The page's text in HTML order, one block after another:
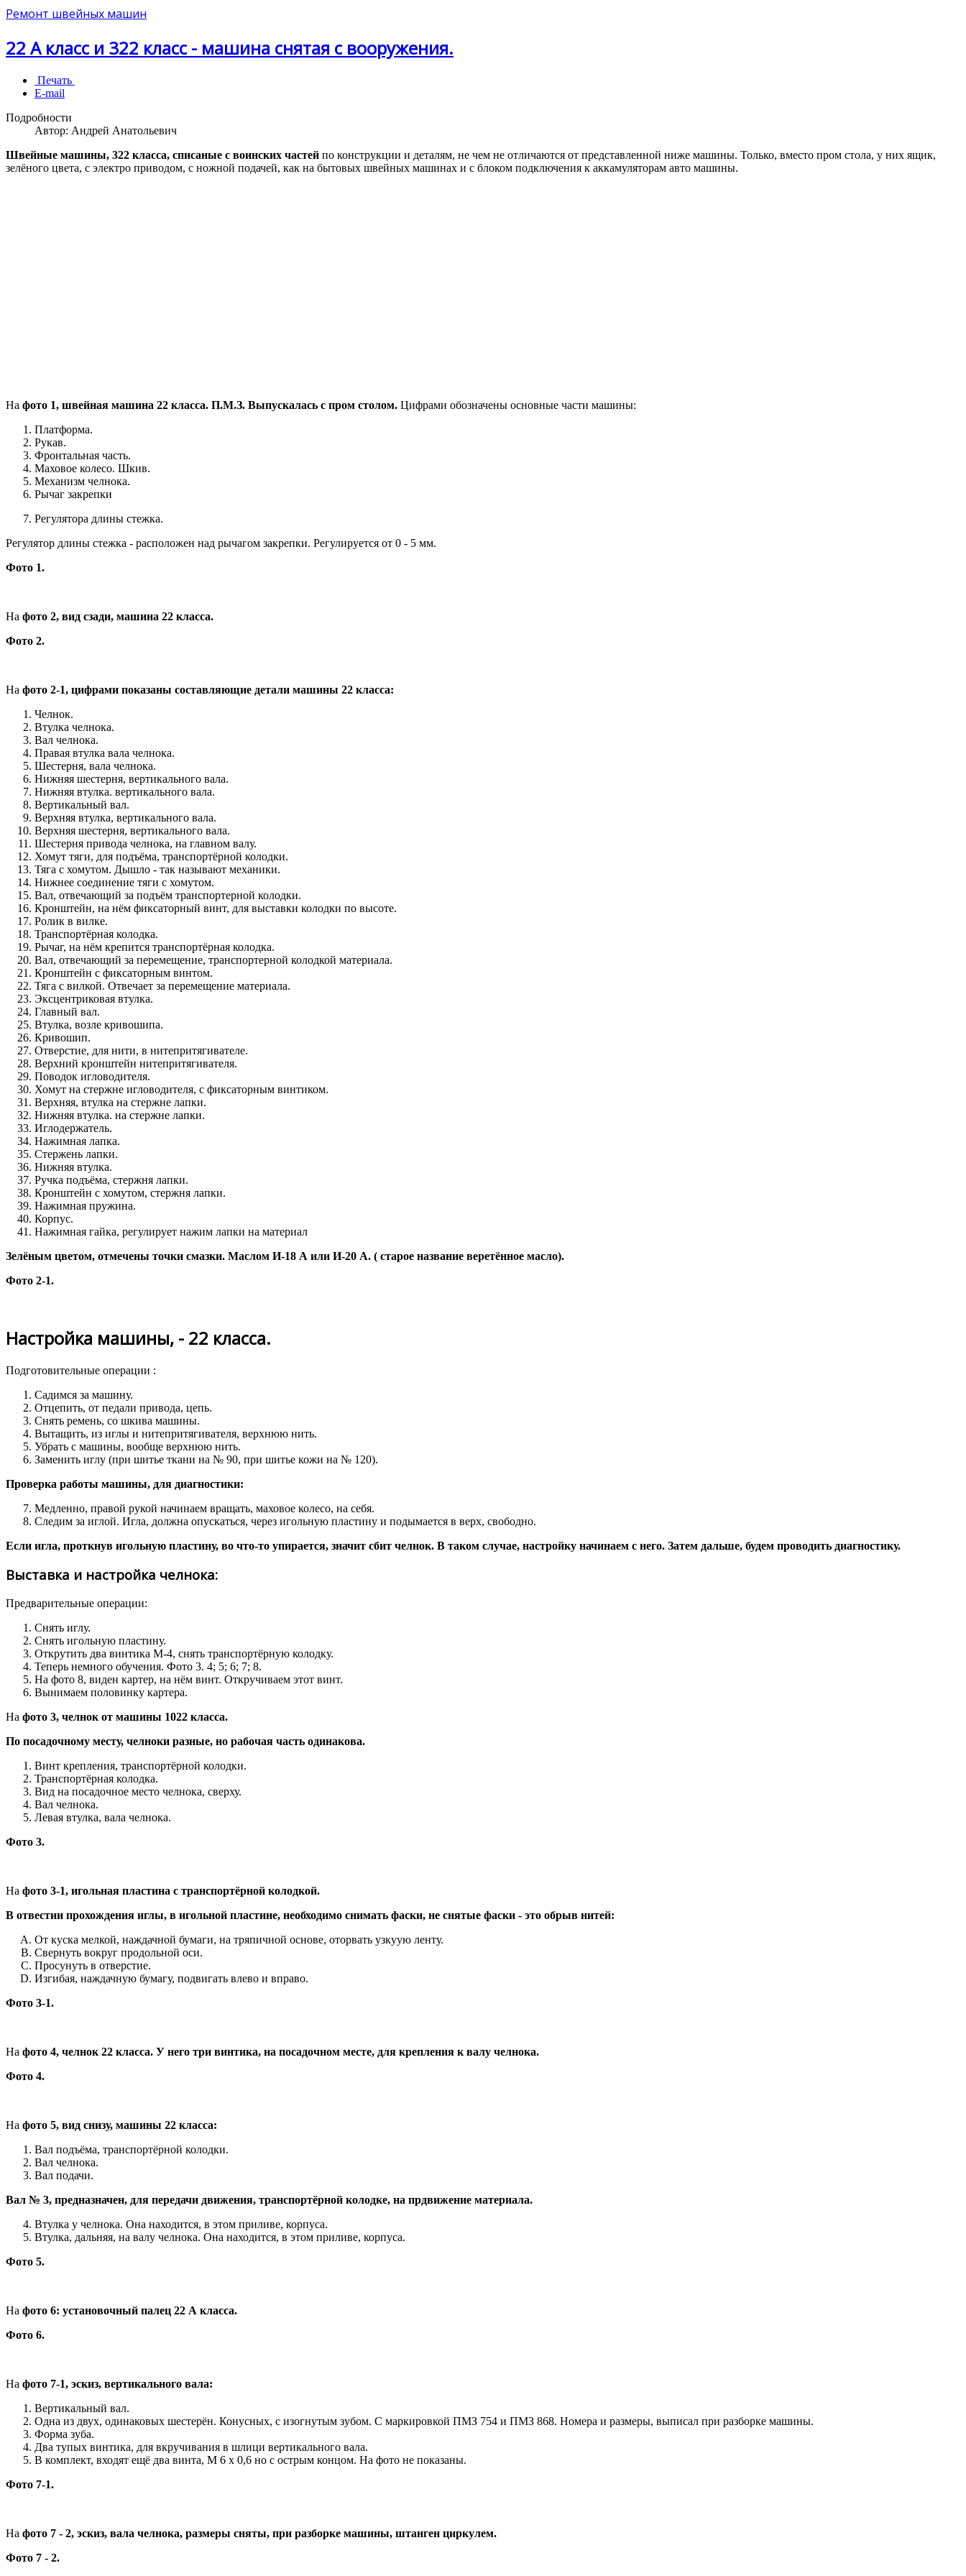
Ремонт швейных машин
22 А класс и 322 класс - машина снятая с вооружения.
Печать
E-mail
Подробности
Автор: Андрей Анатольевич
Швейные машины, 322 класса, списаные с воинских частей по конструкции и деталям, не чем не отличаются от представленной ниже машины. Только, вместо пром стола, у них ящик,
зелёного цвета, с электро приводом, с ножной подачей, как на бытовых швейных машинах и с блоком подключения к аккамуляторам авто машины.
На фото 1, швейная машина 22 класса. П.М.З. Выпускалась с пром столом. Цифрами обозначены основные части машины:
Платформа.
Рукав.
Фронтальная часть.
Маховое колесо. Шкив.
Механизм челнока.
Рычаг закрепки
Регулятора длины стежка.
Регулятор длины стежка - расположен над рычагом закрепки. Регулируется от 0 - 5 мм.
Фото 1.
На фото 2, вид сзади, машина 22 класса.
Фото 2.
На фото 2-1, цифрами показаны составляющие детали машины 22 класса:
Челнок.
Втулка челнока.
Вал челнока.
Правая втулка вала челнока.
Шестерня, вала челнока.
Нижняя шестерня, вертикального вала.
Нижняя втулка. вертикального вала.
Вертикальный вал.
Верхняя втулка, вертикального вала.
Верхняя шестерня, вертикального вала.
Шестерня привода челнока, на главном валу.
Хомут тяги, для подъёма, транспортёрной колодки.
Тяга с хомутом. Дышло - так называют механики.
Нижнее соединение тяги с хомутом.
Вал, отвечающий за подъём транспортерной колодки.
Кронштейн, на нём фиксаторный винт, для выставки колодки по высоте.
Ролик в вилке.
Транспортёрная колодка.
Рычаг, на нём крепится транспортёрная колодка.
Вал, отвечающий за перемещение, транспортерной колодкой материала.
Кронштейн с фиксаторным винтом.
Тяга с вилкой. Отвечает за перемещение материала.
Эксцентриковая втулка.
Главный вал.
Втулка, возле кривошипа.
Кривошип.
Отверстие, для нити, в нитепритягивателе.
Верхний кронштейн нитепритягивателя.
Поводок игловодителя.
Хомут на стержне игловодителя, с фиксаторным винтиком.
Верхняя, втулка на стержне лапки.
Нижняя втулка. на стержне лапки.
Иглодержатель.
Нажимная лапка.
Стержень лапки.
Нижняя втулка.
Ручка подъёма, стержня лапки.
Кронштейн с хомутом, стержня лапки.
Нажимная пружина.
Корпус.
Нажимная гайка, регулирует нажим лапки на материал
Зелёным цветом, отмечены точки смазки. Маслом И-18 А или И-20 А. ( старое название веретённое масло).
Фото 2-1.
Настройка машины, - 22 класса.
Подготовительные операции :
Садимся за машину.
Отцепить, от педали привода, цепь.
Снять ремень, со шкива машины.
Вытащить, из иглы и нитепритягивателя, верхнюю нить.
Убрать с машины, вообще верхнюю нить.
Заменить иглу (при шитье ткани на № 90, при шитье кожи на № 120).
Проверка работы машины, для диагностики:
Медленно, правой рукой начинаем вращать, маховое колесо, на себя.
Следим за иглой. Игла, должна опускаться, через игольную пластину и подымается в верх, свободно.
Если игла, проткнув игольную пластину, во что-то упирается, значит сбит челнок. В таком случае, настройку начинаем с него. Затем дальше, будем проводить диагностику.
Выставка и настройка челнока:
Предварительные операции:
Снять иглу.
Снять игольную пластину.
Открутить два винтика М-4, снять транспортёрную колодку.
Теперь немного обучения. Фото 3. 4; 5; 6; 7; 8.
На фото 8, виден картер, на нём винт. Откручиваем этот винт.
Вынимаем половинку картера.
На фото 3, челнок от машины 1022 класса.
По посадочному месту, челноки разные, но рабочая часть одинакова.
Винт крепления, транспортёрной колодки.
Транспортёрная колодка.
Вид на посадочное место челнока, сверху.
Вал челнока.
Левая втулка, вала челнока.
Фото 3.
На фото 3-1, игольная пластина с транспортёрной колодкой.
В отвестии прохождения иглы, в игольной пластине, необходимо снимать фаски, не снятые фаски - это обрыв нитей:
От куска мелкой, наждачной бумаги, на тряпичной основе, оторвать узкуую ленту.
Свернуть вокруг продольной оси.
Просунуть в отверстие.
Изгибая, наждачную бумагу, подвигать влево и вправо.
Фото 3-1.
На фото 4, челнок 22 класса. У него три винтика, на посадочном месте, для крепления к валу челнока.
Фото 4.
На фото 5, вид снизу, машины 22 класса:
Вал подъёма, транспортёрной колодки.
Вал челнока.
Вал подачи.
Вал № 3, предназначен, для передачи движения, транспортёрной колодке, на прдвижение материала.
Втулка у челнока. Она находится, в этом приливе, корпуса.
Втулка, дальняя, на валу челнока. Она находится, в этом приливе, корпуса.
Фото 5.
На фото 6: установочный палец 22 А класса.
Фото 6.
На фото 7-1, эскиз, вертикального вала:
Вертикальный вал.
Одна из двух, одинаковых шестерён. Конусных, с изогнутым зубом. С маркировкой ПМЗ 754 и ПМЗ 868. Номера и размеры, выписал при разборке машины.
Форма зуба.
Два тупых винтика, для вкручивания в шлици вертикального вала.
В комплект, входят ещё два винта, М 6 х 0,6 но с острым концом. На фото не показаны.
Фото 7-1.
На фото 7 - 2, эскиз, вала челнока, размеры сняты, при разборке машины, штанген циркулем.
Фото 7 - 2.